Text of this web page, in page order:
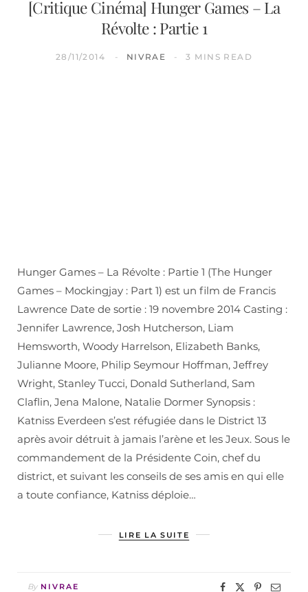
[Critique Cinéma] Hunger Games – La
Révolte : Partie 1
28/11/2014 NIVRAE 3 MINS READ
Hunger Games – La Révolte : Partie 1 (The Hunger
Games – Mockingjay : Part 1) est un film de Francis
Lawrence Date de sortie : 19 novembre 2014 Casting :
Jennifer Lawrence, Josh Hutcherson, Liam
Hemsworth, Woody Harrelson, Elizabeth Banks,
Julianne Moore, Philip Seymour Hoffman, Jeffrey
Wright, Stanley Tucci, Donald Sutherland, Sam
Claflin, Jena Malone, Natalie Dormer Synopsis :
Katniss Everdeen s’est réfugiée dans le District 13
après avoir détruit à jamais l’arène et les Jeux. Sous le
commandement de la Présidente Coin, chef du
district, et suivant les conseils de ses amis en qui elle
a toute confiance, Katniss déploie…
LIRE LA SUITE
By NIVRAE